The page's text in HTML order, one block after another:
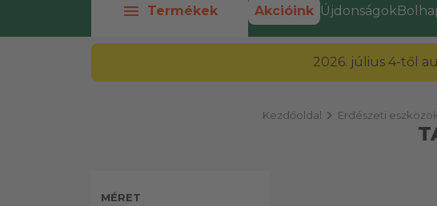
menu Termékek Akcióink Újdonságok
2026. július 4-től
Kezdőoldal chevron_right Erdészeti
MÉRET